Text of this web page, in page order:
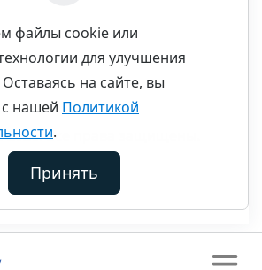
Все права защищены.
файлы cookie или
для улучшения
на сайте, вы
нашей Политикой
.
Принять